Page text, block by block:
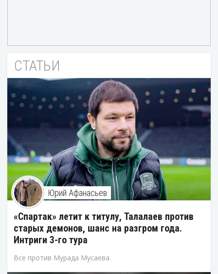
СТАТЬИ
Юрий Афанасьев
«Спартак» летит к титулу, Талалаев против
старых демонов, шанс на разгром года.
Интриги 3-го тура
Все против Мурада Мусаева.